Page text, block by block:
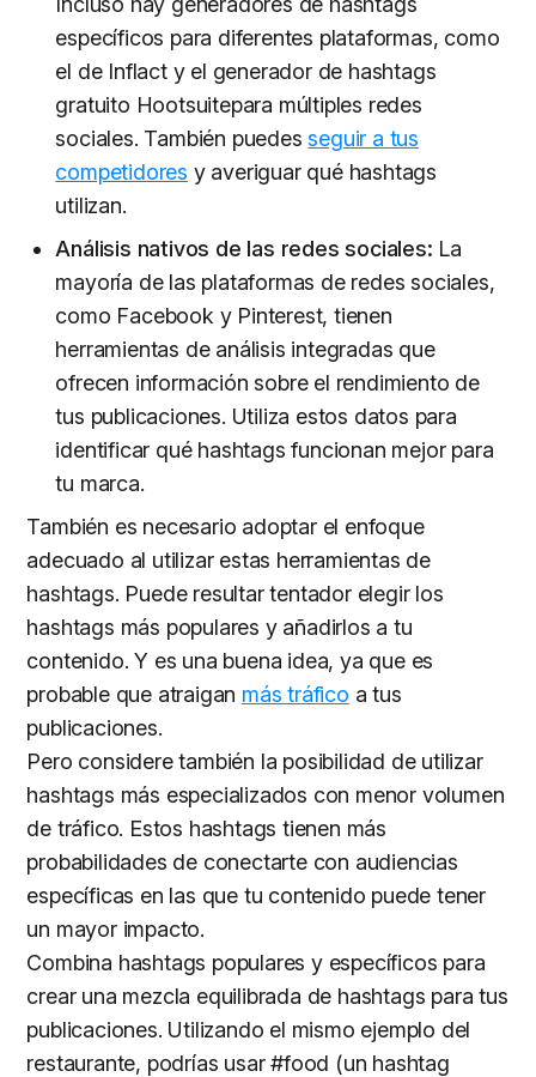
específicos para diferentes plataformas, como
el de Inflact y el generador de hashtags
gratuito Hootsuitepara múltiples redes
sociales. También puedesseguir a tus
competidores y averiguar qué hashtags
utilizan.
Análisis nativos de las redes sociales: La
mayoría de las plataformas de redes sociales,
como Facebook y Pinterest, tienen
herramientas de análisis integradas que
ofrecen información sobre el rendimiento de
tus publicaciones. Utiliza estos datos para
identificar qué hashtags funcionan mejor para
tu marca.
También es necesario adoptar el enfoque
adecuado al utilizar estas herramientas de
hashtags. Puede resultar tentador elegir los
hashtags más populares y añadirlos a tu
contenido. Y es una buena idea, ya que es
probable que atraigan más tráfico a tus
publicaciones.
Pero considere también la posibilidad de utilizar
hashtags más especializados con menor volumen
de tráfico. Estos hashtags tienen más
probabilidades de conectarte con audiencias
específicas en las que tu contenido puede tener
un mayor impacto.
Combina hashtags populares y específicos para
crear una mezcla equilibrada de hashtags para tus
publicaciones. Utilizando el mismo ejemplo del
restaurante, podrías usar #food (un hashtag